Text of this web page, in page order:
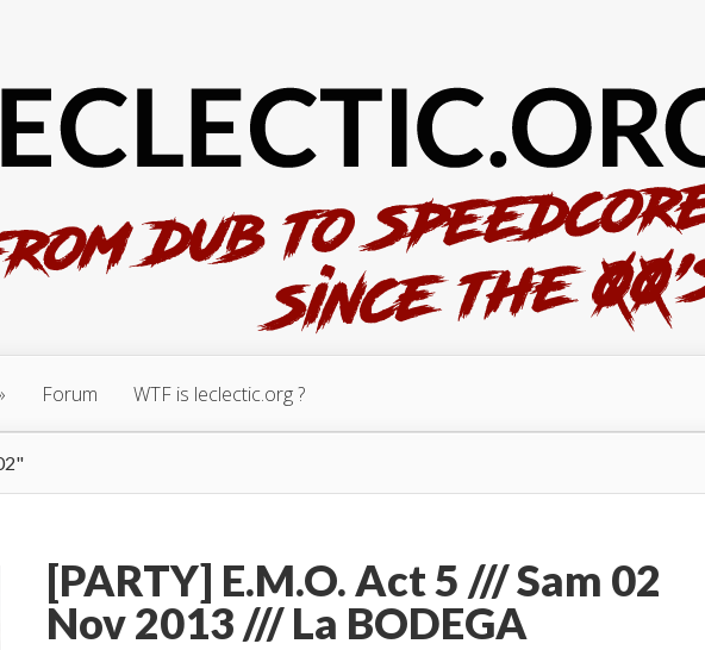
Forum WTF is leclectic.org ?
[PARTY] E.M.O. Act 5 /// Sam 02
Nov 2013 /// La BODEGA